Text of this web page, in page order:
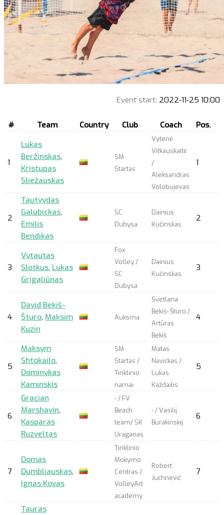
Event start: 2022-11-25 10:00
# Team Country Club Coach Pos.
1
Lukas
Beržinskas,
Kristupas
Sliežauskas
SM
Startas
Vytenė
Vitkauskaitė
/
Aleksandras
Volobujevas
1
2
Tautvydas
Galubickas,
Emilis
Bendikas
SC
Dubysa
Dainius
Kučinskas
2
3
Vytautas
Slotkus, Lukas
Grigaliūnas
Fox
Volley /
SC
Dubysa
Dainius
Kučinskas
3
4
David Bekiš-
Šturo, Maksim
Kuzin
Auksma
Svetlana
Bekiš- Šturo /
Artūras
Bekiš
4
5
Maksym
Shtokailo,
Dominykas
Kaminskis
SM
Startas /
Tinklinio
namai
Matas
Navickas /
Lukas
Každailis
5
6
Gracian
Marshavin,
Kasparas
Ruzveltas
- / FV
Beach
team/ SK
Uraganas
- / Vasilij
Burakinskij
6
7
Domas
Dumbliauskas,
Ignas Kovas
Tinklinio
Mokymo
Centras /
VolleyArt
academy
Robert
Juchnevič
7
Tauras